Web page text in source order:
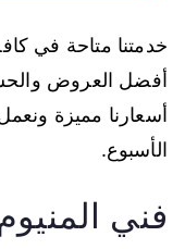
خدمتنا متاحة في
أفضل العروض
أسعارنا مميزة
الأسبوع.
فني